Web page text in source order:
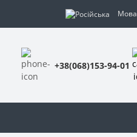
Мова
+38(068)153-94-01